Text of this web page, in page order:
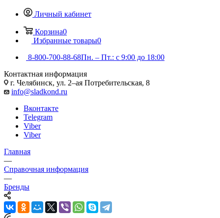
Личный кабинет
Корзина0
Избранные товары0
8-800-700-88-68Пн. – Пт.: с 9:00 до 18:00
Контактная информация
г. Челябинск, ул. 2–ая Потребительская, 8
info@sladkond.ru
Вконтакте
Telegram
Viber
Viber
Главная
—
Справочная информация
—
Бренды